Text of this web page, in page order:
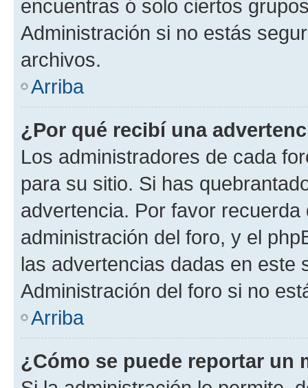
encuentras ó solo ciertos
Administración si no estás
archivos.
Arriba
¿Por qué recibí una
Los administradores de cada
para su sitio. Si has
advertencia. Por favor
administración del foro, y el
las advertencias dadas en este
Administración del foro si no
Arriba
¿Cómo se puede reportar un